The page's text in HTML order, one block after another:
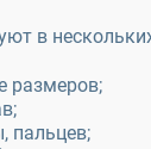
в
размеров;
пальцев;